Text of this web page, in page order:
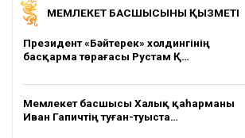
МЕМЛЕКЕТ БАСШЫСЫНЫҢ ҚЫЗМЕТІ
Президент «Бәйтерек» холдингінің
басқарма төрағасы Рустам Қ…
Мемлекет басшысы Халық қаһарманы
Иван Гапичтің туған-туыста…